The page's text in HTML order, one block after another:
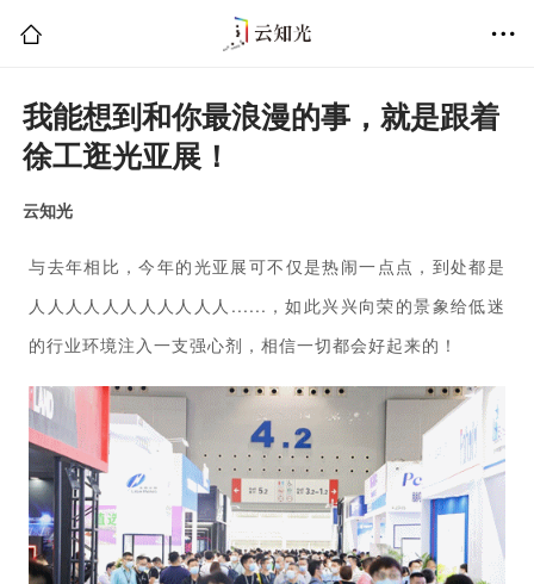
我能想到和你最浪漫的事，就是跟着
徐工逛光亚展！
云知光
与去年相比，今年的光亚展可不仅是热闹一点点，到处都是
人人人人人人人人人人人......，如此兴兴向荣的景象给低迷
的行业环境注入一支强心剂，相信一切都会好起来的！